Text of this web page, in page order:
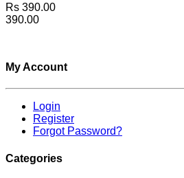
Rs 390.00
390.00
My Account
Login
Register
Forgot Password?
Categories